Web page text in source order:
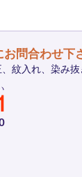
問合わせ下
紋入れ、染み